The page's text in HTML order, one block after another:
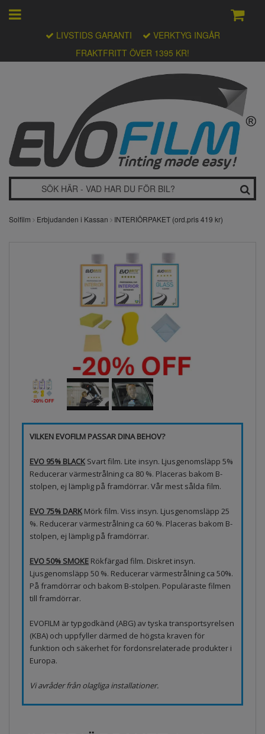
FRAKTFRITT ÖVER 1395 KR!
LIVSTIDS GARANTI VERKTYG INGÅR
Solfilm Erbjudanden i Kassan INTERIÖRPAKET (ord.pris 419 kr)
VILKEN EVOFILM PASSAR DINA BEHOV?
EVO 95% BLACK Svart film. Lite insyn. Ljusgenomsläpp 5%
Reducerar värmestrålning ca 80 %. Placeras bakom B-
stolpen, ej lämplig på framdörrar. Vår mest sålda film.
EVO 75% DARK Mörk film. Viss insyn. Ljusgenomsläpp 25
%. Reducerar värmestrålning ca 60 %. Placeras bakom B-
stolpen, ej lämplig på framdörrar.
EVO 50% SMOKE Rökfärgad film. Diskret insyn.
Ljusgenomsläpp 50 %. Reducerar värmestrålning ca 50%.
På framdörrar och bakom B-stolpen. Populäraste filmen
till framdörrar.
EVOFILM är typgodkänd (ABG) av tyska transportsyrelsen
(KBA) och uppfyller därmed de högsta kraven för
funktion och säkerhet för fordonsrelaterade produkter i
Europa.
Vi avråder från olagliga installationer.